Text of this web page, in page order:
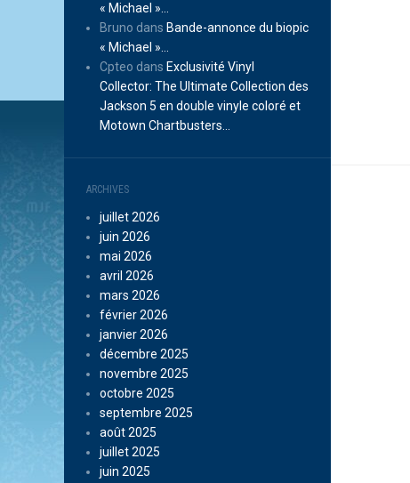
« Michael »…
Bruno dans Bande-annonce du biopic
« Michael »…
Cpteo dans Exclusivité Vinyl
Collector: The Ultimate Collection des
Jackson 5 en double vinyle coloré et
Motown Chartbusters…
ARCHIVES
juillet 2026
juin 2026
mai 2026
avril 2026
mars 2026
février 2026
janvier 2026
décembre 2025
novembre 2025
octobre 2025
septembre 2025
août 2025
juillet 2025
juin 2025